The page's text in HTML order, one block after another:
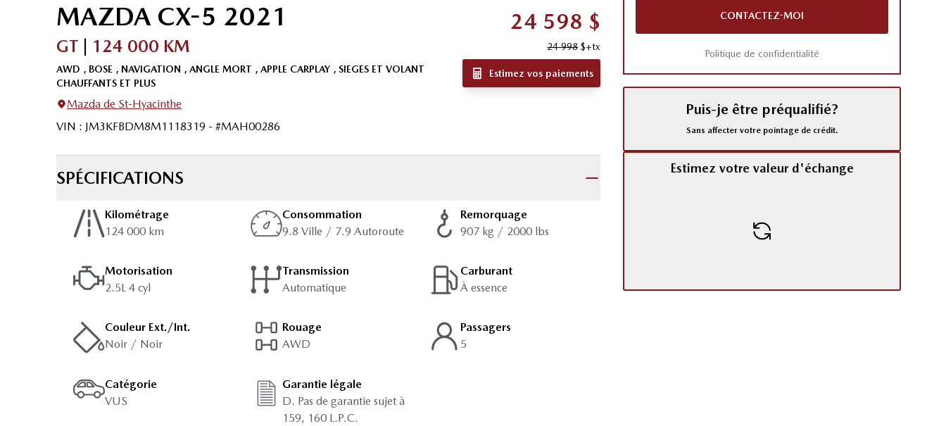
MAZDA CX-5 2021
GT 124 000 KM
AWD , BOSE , NAVIGATION , ANGLE MORT , APPLE CARPLAY , SIEGES ET VOLANT
CHAUFFANTS ET PLUS
Mazda de St-Hyacinthe
VIN : JM3KFBDM8M1118319 - #MAH00286
24 598 $
24 998$+tx
Estimez vos paiements
SPÉCIFICATIONS
Kilométrage
124 000 km
Consommation
9.8 Ville / 7.9 Autoroute
Remorquage
907 kg / 2000 lbs
Motorisation
2.5L 4 cyl
Transmission
Automatique
Carburant
À essence
Couleur Ext./Int.
Noir / Noir
Rouage
AWD
Passagers
5
Catégorie
VUS
Garantie légale
D. Pas de garantie sujet à
159, 160 L.P.C.
CONTACTEZ-MOI
Politique de confidentialité
Puis-je être préqualifié?
Sans affecter votre pointage de crédit.
Estimez votre valeur d'échange